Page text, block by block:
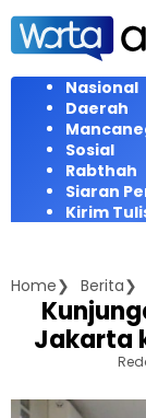
Langsung
konten
Nasional
Daerah
Sosial
Rabthah
Siaran
Kirim
Home Berita
Jakarta